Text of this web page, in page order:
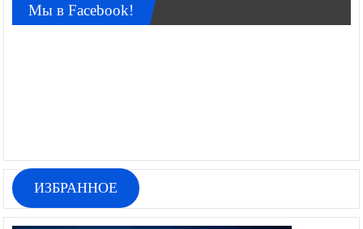
Мы в Facebook!
ИЗБРАННОЕ